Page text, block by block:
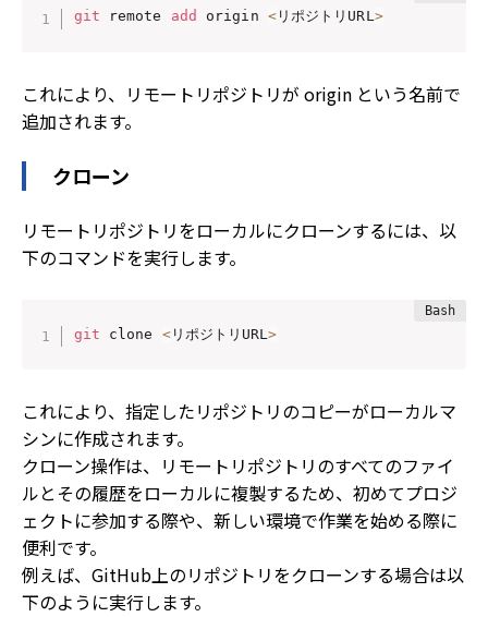
git remote add origin <リポジトリURL>
これにより、リモートリポジトリが origin という名前で
追加されます。
クローン
リモートリポジトリをローカルにクローンするには、以
下のコマンドを実行します。
git clone <リポジトリURL>
これにより、指定したリポジトリのコピーがローカルマ
シンに作成されます。
クローン操作は、リモートリポジトリのすべてのファイ
ルとその履歴をローカルに複製するため、初めてプロジ
ェクトに参加する際や、新しい環境で作業を始める際に
便利です。
例えば、GitHub上のリポジトリをクローンする場合は以
下のように実行します。